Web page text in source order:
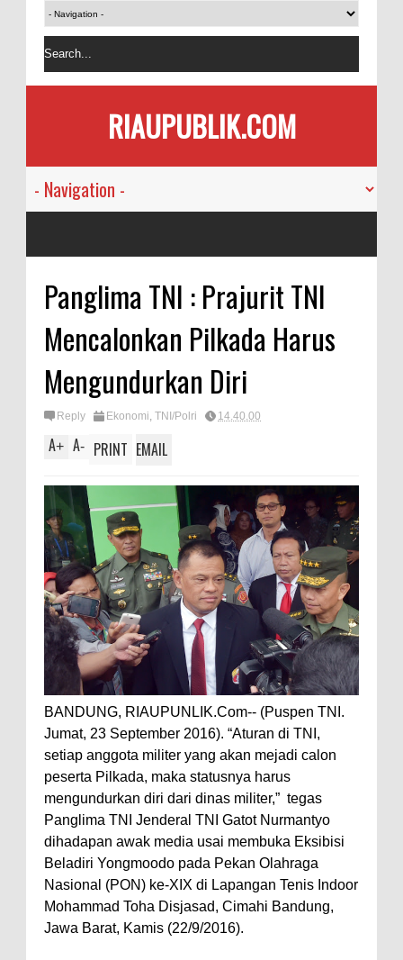
RIAUPUBLIK.COM
Panglima TNI : Prajurit TNI
Mencalonkan Pilkada Harus
Mengundurkan Diri
Reply Ekonomi, TNI/Polri 14.40.00
A+ A- PRINT EMAIL
BANDUNG, RIAUPUNLIK.Com-- (Puspen TNI.
Jumat, 23 September 2016). “Aturan di TNI,
setiap anggota militer yang akan mejadi calon
peserta Pilkada, maka statusnya harus
mengundurkan diri dari dinas militer,” tegas
Panglima TNI Jenderal TNI Gatot Nurmantyo
dihadapan awak media usai membuka Eksibisi
Beladiri Yongmoodo pada Pekan Olahraga
Nasional (PON) ke-XIX di Lapangan Tenis Indoor
Mohammad Toha Disjasad, Cimahi Bandung,
Jawa Barat, Kamis (22/9/2016).